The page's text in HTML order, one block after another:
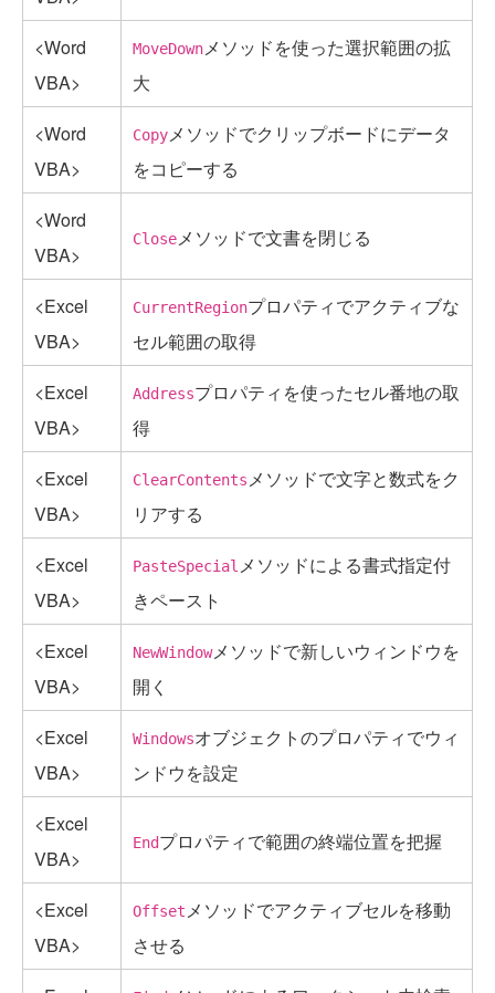
<Word
VBA>
MoveDownメソッドを使った選択範囲の拡
大
<Word
VBA>
Copyメソッドでクリップボードにデータ
をコピーする
<Word
VBA>
Closeメソッドで文書を閉じる
<Excel
VBA>
CurrentRegionプロパティでアクティブな
セル範囲の取得
<Excel
VBA>
Addressプロパティを使ったセル番地の取
得
<Excel
VBA>
ClearContentsメソッドで文字と数式をク
リアする
<Excel
VBA>
PasteSpecial メソッドによる書式指定付
きペースト
<Excel
VBA>
NewWindowメソッドで新しいウィンドウを
開く
<Excel
VBA>
Windowsオブジェクトのプロパティでウィ
ンドウを設定
<Excel
VBA>
Endプロパティで範囲の終端位置を把握
<Excel
VBA>
Offsetメソッドでアクティブセルを移動
させる